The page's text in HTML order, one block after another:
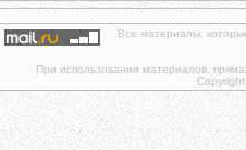
Все материалы,
При использовании материалов,